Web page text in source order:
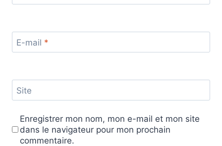
E-mail *
Site
Enregistrer mon nom, mon e-mail et mon site
dans le navigateur pour mon prochain
commentaire.